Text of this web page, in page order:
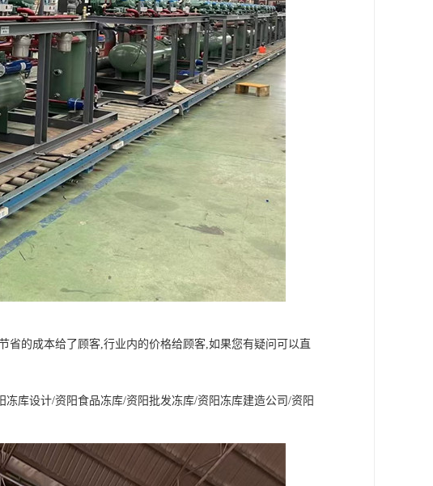
省的成本给了顾客,行业内的价格给顾客,如果您有疑问可以直
库设计/资阳食品冻库/资阳批发冻库/资阳冻库建造公司/资阳